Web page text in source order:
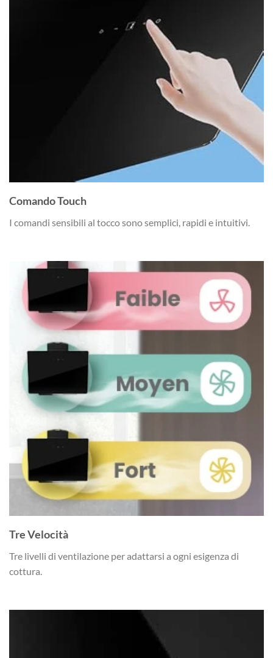
Comando Touch
I comandi sensibili al tocco sono semplici, rapidi e intuitivi.
Tre Velocità
Tre livelli di ventilazione per adattarsi a ogni esigenza di
cottura.